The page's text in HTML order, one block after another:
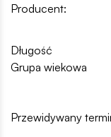
Producent:
Długość
Grupa wiekowa
Przewidywany